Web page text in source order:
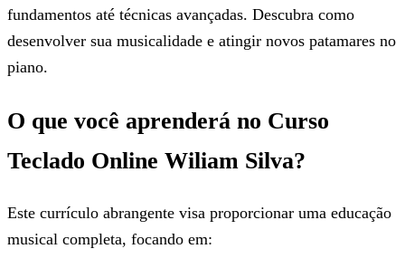
fundamentos até técnicas avançadas. Descubra como
desenvolver sua musicalidade e atingir novos patamares no
piano.
O que você aprenderá no Curso
Teclado Online Wiliam Silva?
Este currículo abrangente visa proporcionar uma educação
musical completa, focando em: